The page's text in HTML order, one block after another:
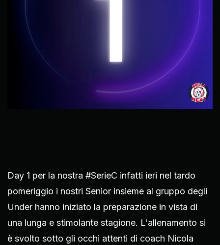
Day 1 per la nostra #SerieC infatti ieri nel tardo
pomeriggio i nostri Senior insieme al gruppo degli
Under hanno iniziato la preparazione in vista di
una lunga e stimolante stagione. L'allenamento si
è svolto sotto gli occhi attenti di coach Nicola